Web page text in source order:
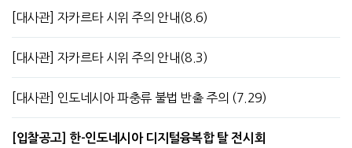
[대사관] 자카르타 시위 주의 안내(8.6)
[대사관] 자카르타 시위 주의 안내(8.3)
[대사관] 인도네시아 파충류 불법 반출 주의 (7.29)
[입찰공고] 한-인도네시아 디지털융복합 탈 전시회